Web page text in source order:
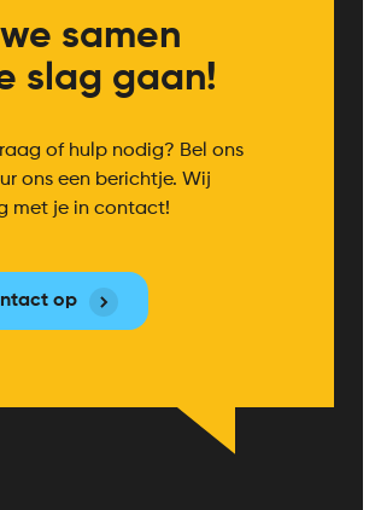
samen
slag gaan!
of hulp nodig? Bel ons
ons een berichtje. Wij
met je in contact!
op